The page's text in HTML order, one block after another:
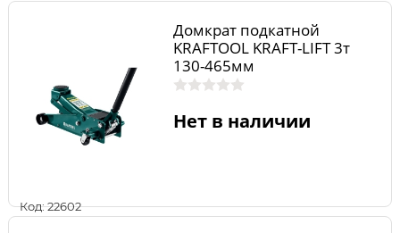
Код: 22602
Домкрат подкатной
KRAFTOOL KRAFT-LIFT 3т
130-465мм
Нет в наличии